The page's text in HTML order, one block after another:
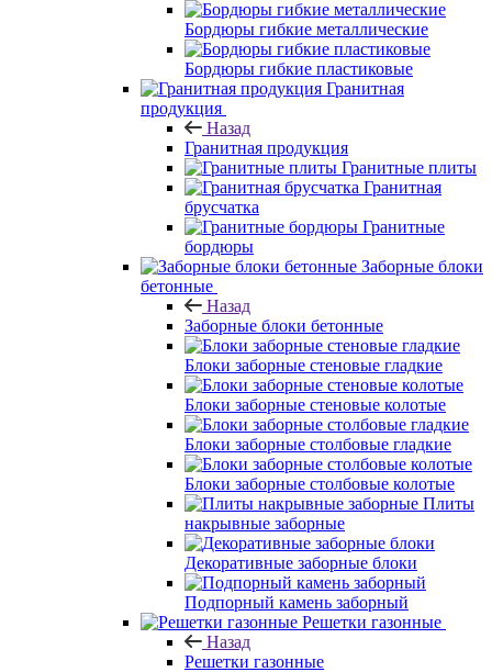
Бордюры гибкие металлические
Бордюры гибкие пластиковые
Гранитная
продукция
Назад
Гранитная продукция
Гранитные плиты
Гранитная
брусчатка
Гранитные
бордюры
Заборные блоки
бетонные
Назад
Заборные блоки бетонные
Блоки заборные стеновые гладкие
Блоки заборные стеновые колотые
Блоки заборные столбовые гладкие
Блоки заборные столбовые колотые
Плиты
накрывные заборные
Декоративные заборные блоки
Подпорный камень заборный
Решетки газонные
Назад
Решетки газонные